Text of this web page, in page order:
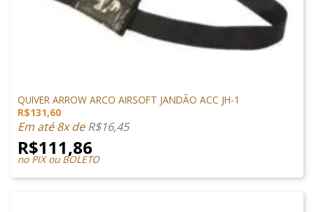
QUIVER ARROW ARCO AIRSOFT JANDÃO ACC JH-1
R$131,60
Em até 8x deR$16,45
R$111,86
no PIX ou BOLETO